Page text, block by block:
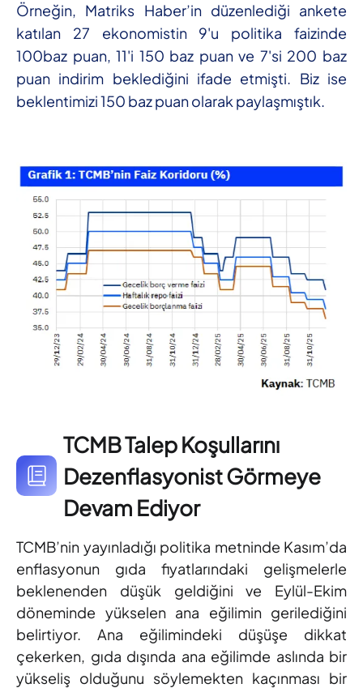
Örneğin, Matriks Haber’in düzenlediği ankete
katılan 27 ekonomistin 9'u politika faizinde
100baz puan, 11'i 150 baz puan ve 7'si 200 baz
puan indirim beklediğini ifade etmişti. Biz ise
beklentimizi 150 baz puan olarak paylaşmıştık.
TCMB Talep Koşullarını
Dezenflasyonist Görmeye
Devam Ediyor
TCMB’nin yayınladığı politika metninde Kasım’da
enflasyonun gıda fiyatlarındaki gelişmelerle
beklenenden düşük geldiğini ve Eylül-Ekim
döneminde yükselen ana eğilimin gerilediğini
belirtiyor. Ana eğilimindeki düşüşe dikkat
çekerken, gıda dışında ana eğilimde aslında bir
yükseliş olduğunu söylemekten kaçınması bir